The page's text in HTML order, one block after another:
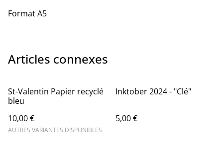
Format A5
Articles connexes
St-Valentin Papier recyclé
bleu
10,00 €
AUTRES VARIANTES DISPONIBLES
Inktober 2024 - "Clé"
5,00 €